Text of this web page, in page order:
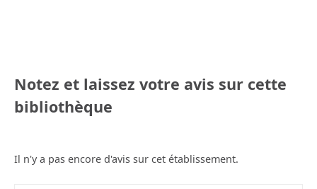
Notez et laissez votre avis sur cette
bibliothèque
Il n'y a pas encore d'avis sur cet établissement.